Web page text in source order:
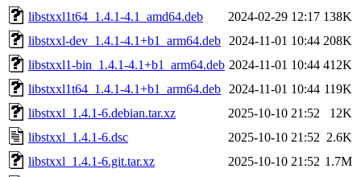
libstxxl1t64_1.4.1-4.1_amd64.deb
2024-02-29 12:17 138K
libstxxl-dev_1.4.1-4.1+b1_arm64.deb
2024-11-01 10:44 208K
libstxxl1-bin_1.4.1-4.1+b1_arm64.deb 2024-11-01 10:44 412K
libstxxl1t64_1.4.1-4.1+b1_arm64.deb
2024-11-01 10:44 119K
libstxxl_1.4.1-6.debian.tar.xz
2025-10-10 21:52
12K
libstxxl_1.4.1-6.dsc
2025-10-10 21:52 2.6K
libstxxl_1.4.1-6.git.tar.xz
2025-10-10 21:52 1.7M